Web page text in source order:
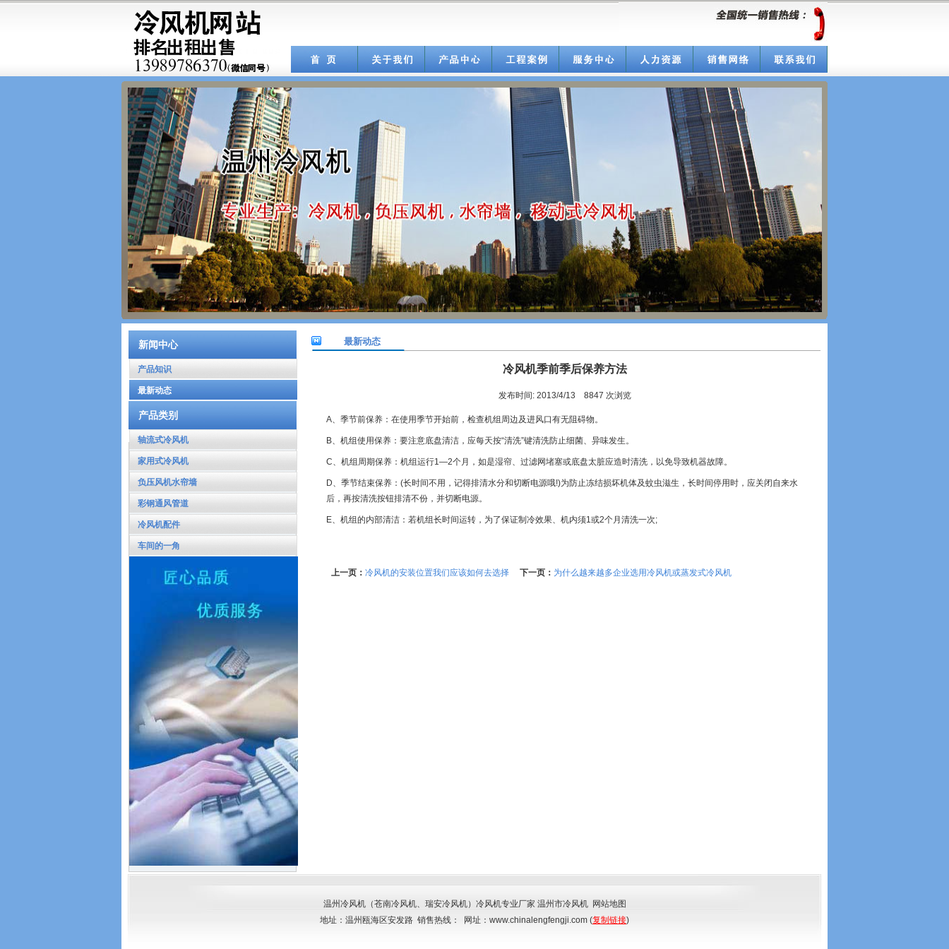
新闻中心
产品知识
最新动态
产品类别
轴流式冷风机
家用式冷风机
负压风机水帘墙
彩钢通风管道
冷风机配件
车间的一角
最新动态
冷风机季前季后保养方法
发布时间: 2013/4/13 8847 次浏览
A、季节前保养：在使用季节开始前，检查机组周边及进风口有无阻碍物。
B、机组使用保养：要注意底盘清洁，应每天按“清洗”键清洗防止细菌、异味发生。
C、机组周期保养：机组运行1—2个月，如是湿帘、过滤网堵塞或底盘太脏应造时清洗，以免导致机器故障。
D、季节结束保养：(长时间不用，记得排清水分和切断电源哦!)为防止冻结损坏机体及蚊虫滋生，长时间停用时，应关闭自来水
后，再按清洗按钮排清不份，并切断电源。
E、机组的内部清洁：若机组长时间运转，为了保证制冷效果、机内须1或2个月清洗一次;
上一页： 冷风机的安装位置我们应该如何去选择 下一页： 为什么越来越多企业选用冷风机或蒸发式冷风机
温州冷风机（苍南冷风机、 瑞安冷风机） 冷风机专业厂家 温州市冷风机
网站地图
地址：温州瓯海区安发路 销售热线： 网址：www.chinalengfengji.com (复制链接)